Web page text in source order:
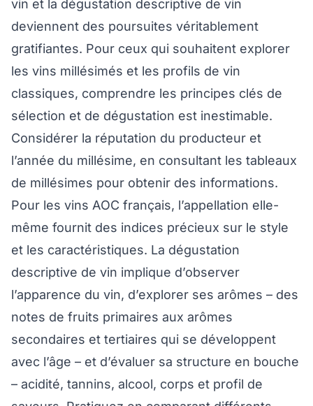
vin et la dégustation descriptive de vin
deviennent des poursuites véritablement
gratifiantes. Pour ceux qui souhaitent explorer
les vins millésimés et les profils de vin
classiques, comprendre les principes clés de
sélection et de dégustation est inestimable.
Considérer la réputation du producteur et
l’année du millésime, en consultant les tableaux
de millésimes pour obtenir des informations.
Pour les vins AOC français, l’appellation elle-
même fournit des indices précieux sur le style
et les caractéristiques. La dégustation
descriptive de vin implique d’observer
l’apparence du vin, d’explorer ses arômes – des
notes de fruits primaires aux arômes
secondaires et tertiaires qui se développent
avec l’âge – et d’évaluer sa structure en bouche
– acidité, tannins, alcool, corps et profil de